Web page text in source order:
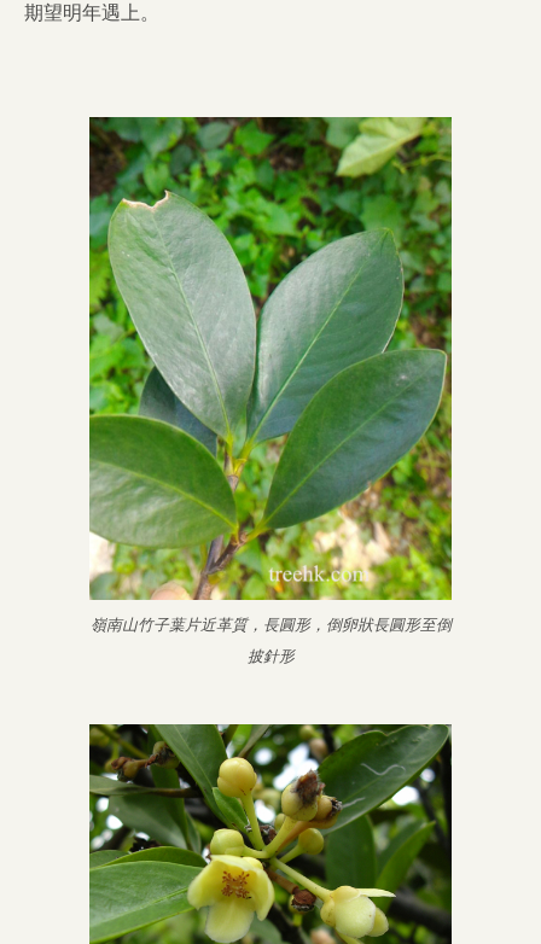
期望明年遇上。
嶺南山竹子葉片近革質，長圓形，倒卵狀長圓形至倒
披針形